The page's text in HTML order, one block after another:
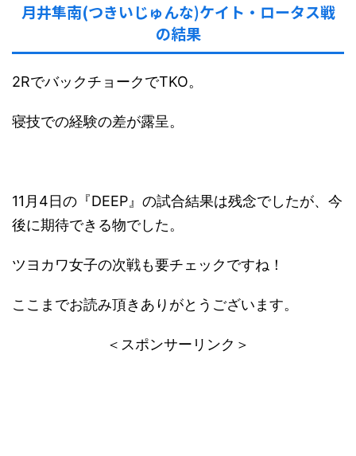
月井隼南(つきいじゅんな)ケイト・ロータス戦
の結果
2RでバックチョークでTKO。
寝技での経験の差が露呈。
11月4日の『DEEP』の試合結果は残念でしたが、今
後に期待できる物でした。
ツヨカワ女子の次戦も要チェックですね！
ここまでお読み頂きありがとうございます。
＜スポンサーリンク＞